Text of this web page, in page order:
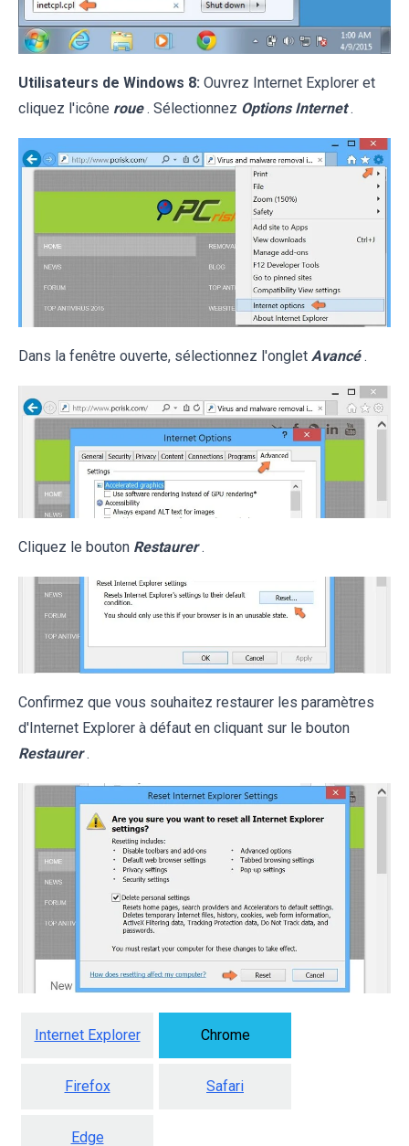
Utilisateurs de Windows 8: Ouvrez Internet Explorer et
cliquez l'icône roue . Sélectionnez Options Internet .
Dans la fenêtre ouverte, sélectionnez l'onglet Avancé .
Cliquez le bouton Restaurer .
Confirmez que vous souhaitez restaurer les paramètres
d'Internet Explorer à défaut en cliquant sur le bouton
Restaurer .
Internet Explorer Chrome
Firefox Safari
Edge